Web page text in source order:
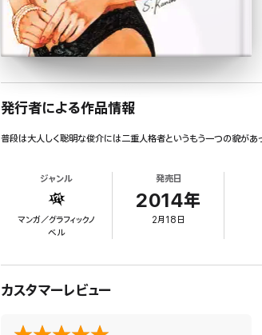
発行者による作品情報
普段は大人しく聡明な俊介には二重人格者というもう一つの貌があ
ジャンル
マンガ／グラフィックノ
ベル
発売日
2014年
2月18日
カスタマーレビュー